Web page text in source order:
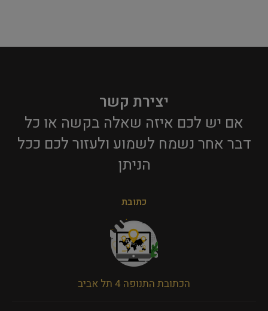
יצירת קשר
אם יש לכם איזה שאלה בקשה או כל
דבר אחר נשמח לשמוע ולעזור לכם ככל
הניתן​
כתובת
הכתובת התנופה 4 תל אביב